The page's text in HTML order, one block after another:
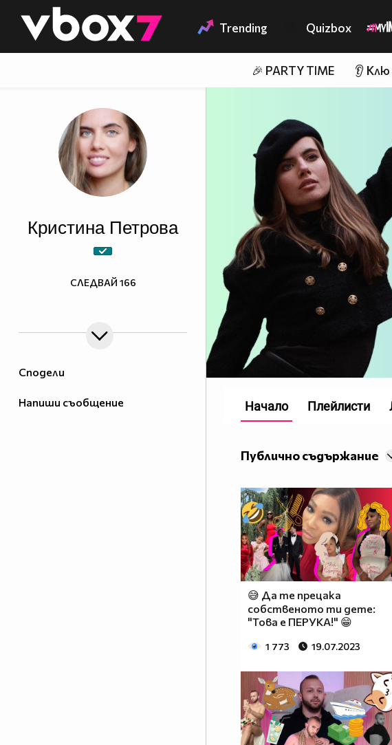
👾 Trending Quizbox
🎉 PARTY TIME 👂
Сподели
Напиши съобщение
Кристина Петрова
СЛЕДВАЙ 166
Публично съдържание
😅 Да те прецака
собственото ти дете:
"Това е ПЕРУКА!" 😁
1 773 19.07.2023
Начало Плейлисти